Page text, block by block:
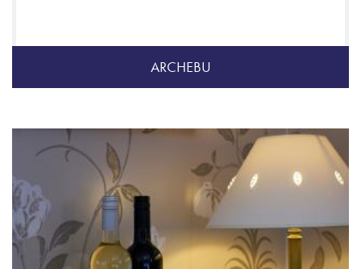
ARCHEBU